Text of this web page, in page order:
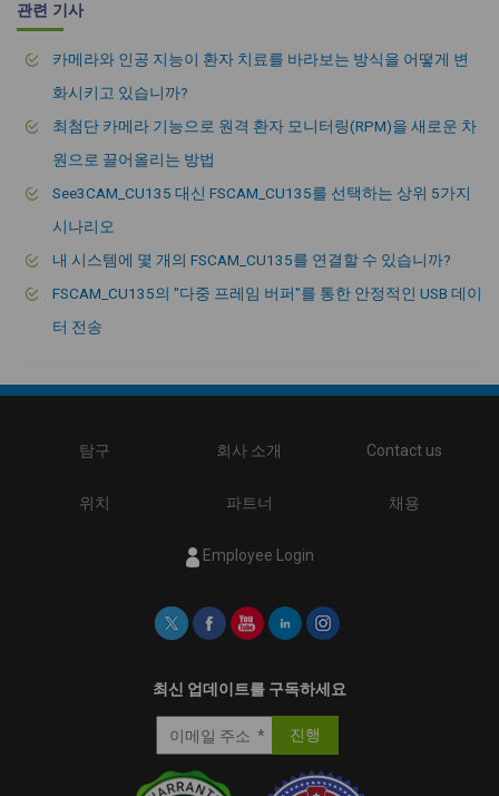
관련 기사
카메라와 인공 지능이 환자 치료를 바라보는 방식을 어떻게 변
화시키고 있습니까?
최첨단 카메라 기능으로 원격 환자 모니터링(RPM)을 새로운 차
원으로 끌어올리는 방법
See3CAM_CU135 대신 FSCAM_CU135를 선택하는 상위 5가지
시나리오
내 시스템에 몇 개의 FSCAM_CU135를 연결할 수 있습니까?
FSCAM_CU135의 "다중 프레임 버퍼"를 통한 안정적인 USB 데이
터 전송
탐구 회사 소개 Contact us
위치 파트너 채용
Employee Login
최신 업데이트를 구독하세요